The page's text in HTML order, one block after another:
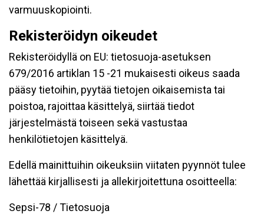
varmuuskopiointi.
Rekisteröidyn oikeudet
Rekisteröidyllä on EU: tietosuoja-asetuksen
679/2016 artiklan 15 -21 mukaisesti oikeus saada
pääsy tietoihin, pyytää tietojen oikaisemista tai
poistoa, rajoittaa käsittelyä, siirtää tiedot
järjestelmästä toiseen sekä vastustaa
henkilötietojen käsittelyä.
Edellä mainittuihin oikeuksiin viitaten pyynnöt tulee
lähettää kirjallisesti ja allekirjoitettuna osoitteella:
Sepsi-78 / Tietosuoja